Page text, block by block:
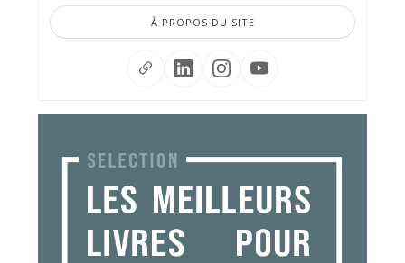
À PROPOS DU SITE